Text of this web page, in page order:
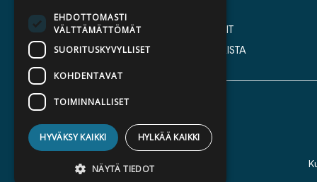
KATALOGIT
AJANKOHTAISTA
EHDOTTOMASTI
VÄLTTÄMÄTTÖMÄT
SUORITUSKYVYLLISET
KOHDENTAVAT
TOIMINNALLISET
HYVÄKSY KAIKKI HYLKÄÄ KAIKKI
NÄYTÄ TIEDOT